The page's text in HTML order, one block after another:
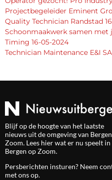
Projectbegeleider Eminent
Quality Technician Randstad
Schoonmaakwerk samen
Timing 16-05-2024
Technician Maintenance E&I
Blijf op de hoogte van het laatste
nieuws uit de omgeving van
Zoom. Lees hier wat er nu speelt in
Bergen op Zoom.
Persberichten insturen? Neem
met ons op.